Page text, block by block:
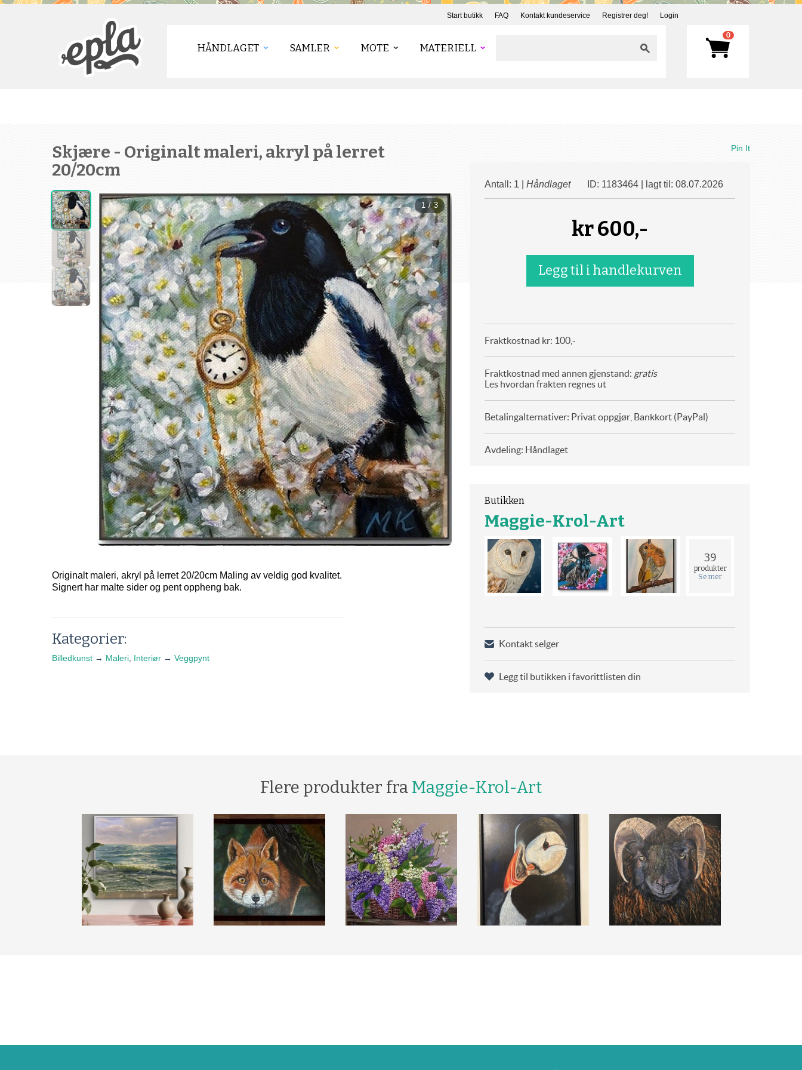
Start butikk FAQ Kontakt kundeservice Registrer deg! Login
HÅNDLAGET SAMLER MOTE MATERIELL
0
Skjære - Originalt maleri, akryl på lerret
20/20cm
1 / 3
Originalt maleri, akryl på lerret 20/20cm Maling av veldig god kvalitet.
Signert har malte sider og pent oppheng bak.
Kategorier:
Billedkunst → Maleri Interiør → Veggpynt
Pin It
Antall: 1 | Håndlaget ID: 1183464 | lagt til: 08.07.2026
kr600,-
Fraktkostnad kr: 100,-
Fraktkostnad med annen gjenstand: gratis
Les hvordan frakten regnes ut
Betalingalternativer: Privat oppgjør, Bankkort (PayPal)
Avdeling: Håndlaget
Butikken
Maggie-Krol-Art
39
produkter
Se mer
Kontakt selger
Legg til butikken i favorittlisten din
Flere produkter fra Maggie-Krol-Art